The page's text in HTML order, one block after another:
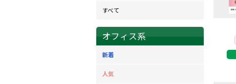
すべて
オフィス系
新着
人気